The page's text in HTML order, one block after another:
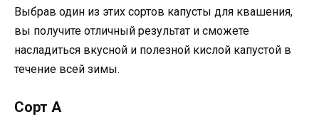
Выбрав один из этих сортов капусты для квашения,
вы получите отличный результат и сможете
насладиться вкусной и полезной кислой капустой в
течение всей зимы.
Сорт А